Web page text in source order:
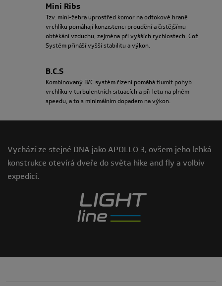
Mini Ribs
Tzv. mini-žebra uprostřed komor na odtokové hraně
vrchlíku pomáhají konzistenci proudění a čistějšímu
obtékání vzduchu, zejména při vyšších rychlostech. Což
Systém přináší vyšší stabilitu a výkon.
B.C.S
Kombinovaný B/C systém řízení pomáhá tlumit pohyb
vrchlíku v turbulentních situacích a při letu na plném
speedu, a to s minimálním dopadem na výkon.
Vychází ze stejné DNA jako APOLLO 3, ovšem jeho lehká
konstrukce otevírá dveře do světa hike and fly a volbiv
expedicí.